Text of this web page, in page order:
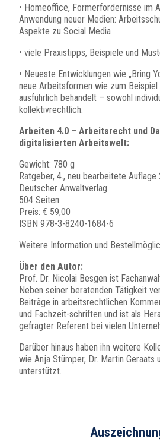
• Homeoffice, Formerfordernisse im
Anwendung neuer Medien:
Aspekte zu Social Media
• viele Praxistipps, Beispiele und
• Neueste Entwicklungen wie „Bring
neue Arbeitsformen wie zum
ausführlich behandelt – sowohl
kollektivrechtlich.
Arbeiten 4.0 – Arbeitsrecht und
digitalisierten Arbeitswelt:
Gewicht: 780 g
Ratgeber, 4., neu bearbeitete Auflage
Deutscher Anwaltverlag
504 Seiten
Preis: € 59,00
ISBN 978-3-8240-1684-6
Weitere Infor­mation und
Über den Autor:
Prof. Dr. Nicolai Besgen ist
Neben seiner beratenden Tätigkeit
Beiträge in arbeits­recht­lichen
und Fachzeit-schriften und ist als
gefragter Referent bei vielen
Darüber hinaus haben ihn weitere
wie Anja Stümper, Dr. Martin Geraats
unterstützt.